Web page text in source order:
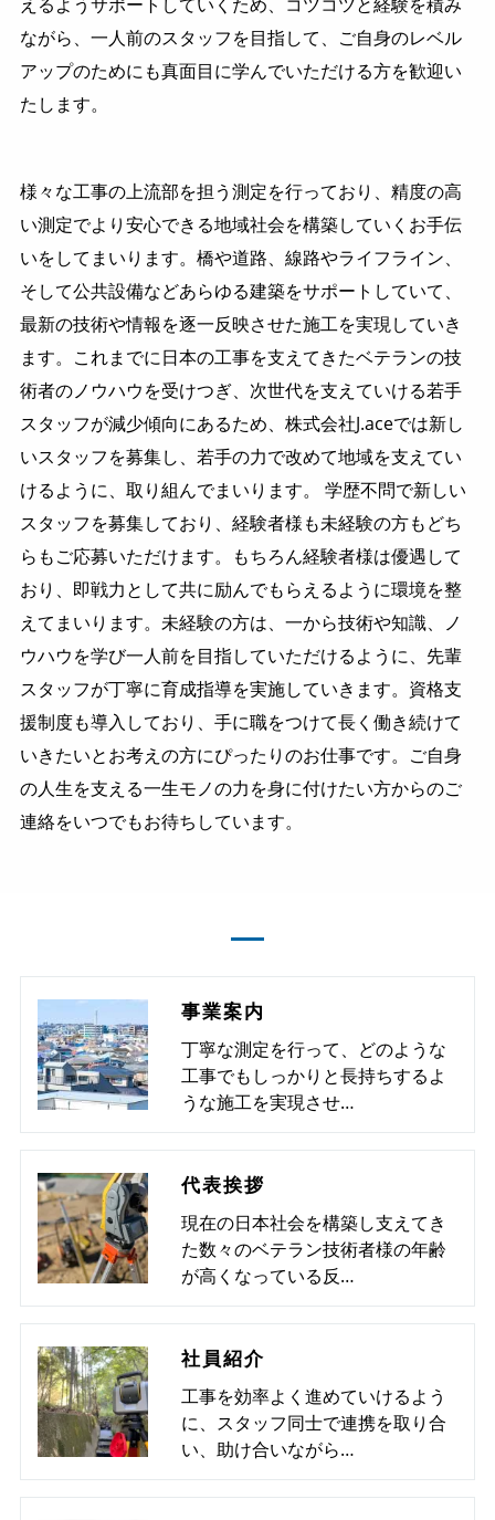
ながら、一人前のスタッフを目指して、ご自身のレベル
アップのためにも真面目に学んでいただける方を歓迎い
たします。
様々な工事の上流部を担う測定を行っており、精度の高
い測定でより安心できる地域社会を構築していくお手伝
いをしてまいります。橋や道路、線路やライフライン、
そして公共設備などあらゆる建築をサポートしていて、
最新の技術や情報を逐一反映させた施工を実現していき
ます。これまでに日本の工事を支えてきたベテランの技
術者のノウハウを受けつぎ、次世代を支えていける若手
スタッフが減少傾向にあるため、株式会社J.aceでは新し
いスタッフを募集し、若手の力で改めて地域を支えてい
けるように、取り組んでまいります。 学歴不問で新しい
スタッフを募集しており、経験者様も未経験の方もどち
らもご応募いただけます。もちろん経験者様は優遇して
おり、即戦力として共に励んでもらえるように環境を整
えてまいります。未経験の方は、一から技術や知識、ノ
ウハウを学び一人前を目指していただけるように、先輩
スタッフが丁寧に育成指導を実施していきます。資格支
援制度も導入しており、手に職をつけて長く働き続けて
いきたいとお考えの方にぴったりのお仕事です。ご自身
の人生を支える一生モノの力を身に付けたい方からのご
連絡をいつでもお待ちしています。
事業案内
丁寧な測定を行って、どのような
工事でもしっかりと長持ちするよ
うな施工を実現させ…
代表挨拶
現在の日本社会を構築し支えてき
た数々のベテラン技術者様の年齢
が高くなっている反…
社員紹介
工事を効率よく進めていけるよう
に、スタッフ同士で連携を取り合
い、助け合いながら…